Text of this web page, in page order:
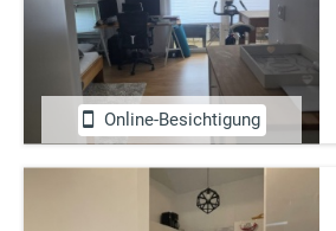
Online-Besichtigung